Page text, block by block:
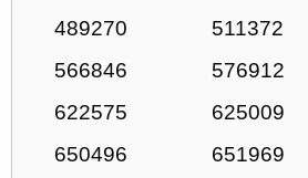
489270
511372
566846
576912
622575
625009
650496
651969